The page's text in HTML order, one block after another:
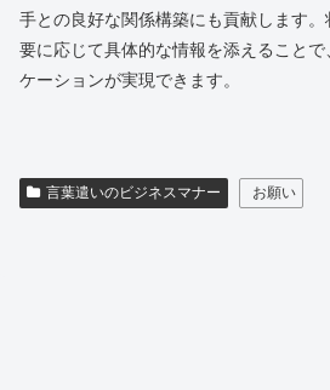
手との良好な関係構築にも貢献します
要に応じて具体的な情報を添えること
ケーションが実現できます。
言葉遣いのビジネスマナー お願い